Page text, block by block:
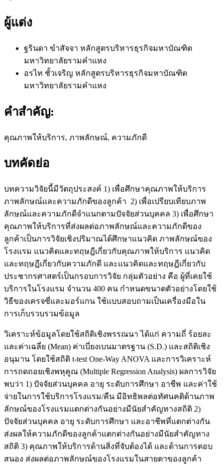
ผู้แต่ง
ฐรินดา ขำสัจจา หลักสูตรบริหารธุรกิจมหาบัณฑิต
มหาวิทยาลัยรามคำแหง
อรไท ชั้วเจริญ หลักสูตรบริหารธุรกิจมหาบัณฑิต
มหาวิทยาลัยรามคำแหง
คำสำคัญ:
คุณภาพให้บริการ, ภาพลักษณ์, ความภักดี
บทคัดย่อ
บทความวิจัยนี้มีวัตถุประสงค์ 1) เพื่อศึกษาคุณภาพให้บริการ
ภาพลักษณ์และความภักดีของลูกค้า 2) เพื่อเปรียบเทียบภาพ
ลักษณ์และความภักดีจำแนกตามปัจจัยส่วนบุคคล 3) เพื่อศึกษา
คุณภาพให้บริการที่ส่งผลต่อภาพลักษณ์และความภักดีของ
ลูกค้าเป็นการวิจัยเชิงปริมาณได้ศึกษาแนวคิด ภาพลักษณ์ของ
โรงแรม แนวคิดและทฤษฎีเกี่ยวกับคุณภาพให้บริการ แนวคิด
และทฤษฎีเกี่ยวกับความภักดี และแนวคิดและทฤษฎีเกี่ยวกับ
ประชากรศาสตร์เป็นกรอบการวิจัย กลุ่มตัวอย่าง คือ ผู้ที่เคยใช้
บริการในโรงแรม จำนวน 400 คน กำหนดขนาดตัวอย่างโดยใช้
วิธีของเครจซี่และมอร์แกน ใช้แบบสอบถามเป็นเครื่องมือใน
การเก็บรวบรวมข้อมูล
วิเคราะห์ข้อมูลโดยใช้สถิติเชิงพรรณนา ได้แก่ ความถี่ ร้อยละ
และค่าเฉลี่ย (Mean) ค่าเบี่ยงเบนมาตรฐาน (S.D.) และสถิติเชิง
อนุมาน โดยใช้สถิติ t-test One-Way ANOVA และการวิเคราะห์
การถดถอยเชิงพหุคูณ (Multiple Regression Analysis) ผลการวิจัย
พบว่า 1) ปัจจัยส่วนบุคคล อายุ ระดับการศึกษา อาชีพ และค่าใช้
จ่ายในการใช้บริการโรงแรม/คืน มีอิทธิพลต่อทัศนคติด้านภาพ
ลักษณ์ของโรงแรมแตกต่างกันอย่างมีนัยสำคัญทางสถิติ 2)
ปัจจัยส่วนบุคคล อายุ ระดับการศึกษา และอาชีพที่แตกต่างกัน
ส่งผลให้ความภักดีของลูกค้าแตกต่างกันอย่างมีนัยสำคัญทาง
สถิติ 3) คุณภาพให้บริการด้านสิ่งที่จับต้องได้ และด้านการตอบ
สนอง ส่งผลต่อภาพลักษณ์ของโรงแรมในสายตาของลูกค้า